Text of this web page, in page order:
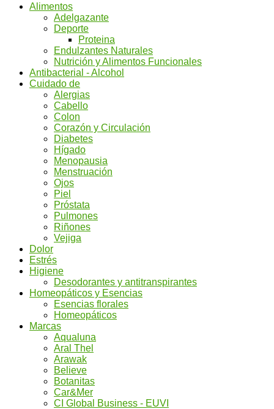
Alimentos
Adelgazante
Deporte
Proteina
Endulzantes Naturales
Nutrición y Alimentos Funcionales
Antibacterial - Alcohol
Cuidado de
Alergias
Cabello
Colon
Corazón y Circulación
Diabetes
Hígado
Menopausia
Menstruación
Ojos
Piel
Próstata
Pulmones
Riñones
Vejiga
Dolor
Estrés
Higiene
Desodorantes y antitranspirantes
Homeopáticos y Esencias
Esencias florales
Homeopáticos
Marcas
Aqualuna
Aral Thel
Arawak
Believe
Botanitas
Car&Mer
CI Global Business - EUVI